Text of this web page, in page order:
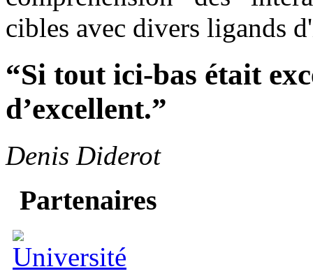
cibles avec divers ligands
“Si tout ici-bas était
d’excellent.”
Denis Diderot
Partenaires